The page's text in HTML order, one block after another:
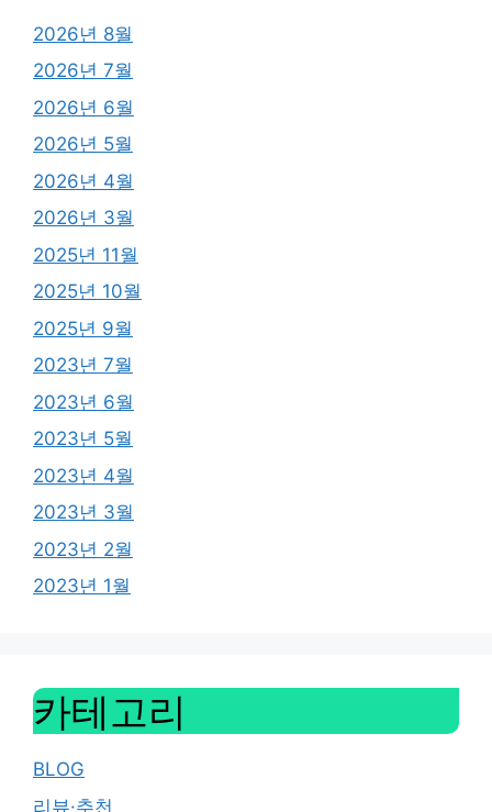
2026년 8월
2026년 7월
2026년 6월
2026년 5월
2026년 4월
2026년 3월
2025년 11월
2025년 10월
2025년 9월
2023년 7월
2023년 6월
2023년 5월
2023년 4월
2023년 3월
2023년 2월
2023년 1월
카테고리
BLOG
리뷰·추천